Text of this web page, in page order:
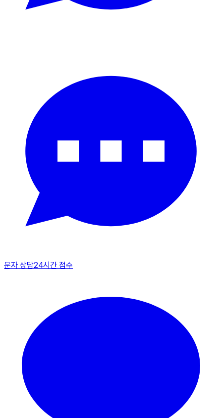
문자 상담24시간 접수